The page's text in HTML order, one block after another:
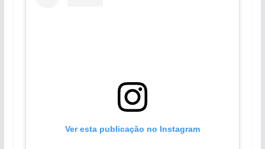
Ver esta publicação no Instagram